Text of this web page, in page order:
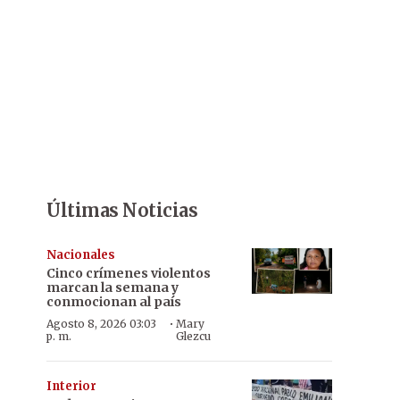
Últimas Noticias
Nacionales
Cinco crímenes violentos
marcan la semana y
conmocionan al país
Agosto 8, 2026 03:03
p. m.
·Mary
Glezcu
Interior